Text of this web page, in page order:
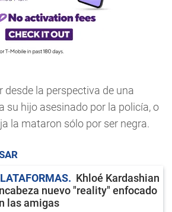
desde la perspectiva de una
su hijo asesinado por la policía, o
la mataron sólo por ser negra.
Khloé Kardashian
nuevo "reality" enfocado
las amigas